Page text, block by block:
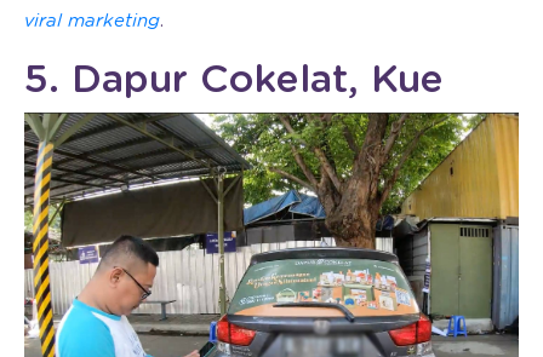
viral marketing.
5. Dapur Cokelat, Kue